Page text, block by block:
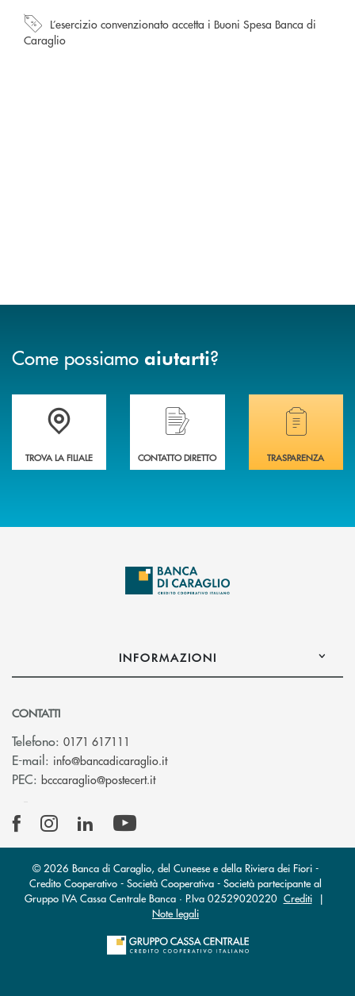
L’esercizio convenzionato accetta i Buoni Spesa Banca di
Caraglio
Come possiamo aiutarti?
Accedi all' elenco completo delle filiali di Banca di Caraglio.
TROVA LA FILIALE
Hai bisogno di assistenza immediata?
CONTATTO DIRETTO
Hai bisogno di
TRASPARENZA
INFORMAZIONI
CONTATTI
Telefono: 0171 617111
E-mail: info@bancadicaraglio.it(si apre l’app di posta elettronica)
PEC: bcccaraglio@postecert.it(si apre l’app di posta elettronica)
© 2026 Banca di Caraglio, del Cuneese e della Riviera dei Fiori -
Credito Cooperativo - Società Cooperativa - Società partecipante al
Gruppo IVA Cassa Centrale Banca · P.Iva 02529020220 Crediti|
Note legali